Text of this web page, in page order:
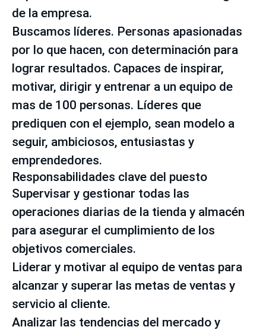
de la empresa.
Buscamos líderes. Personas apasionadas
por lo que hacen, con determinación para
lograr resultados. Capaces de inspirar,
motivar, dirigir y entrenar a un equipo de
mas de 100 personas. Líderes que
prediquen con el ejemplo, sean modelo a
seguir, ambiciosos, entusiastas y
emprendedores.
Responsabilidades clave del puesto
Supervisar y gestionar todas las
operaciones diarias de la tienda y almacén
para asegurar el cumplimiento de los
objetivos comerciales.
Liderar y motivar al equipo de ventas para
alcanzar y superar las metas de ventas y
servicio al cliente.
Analizar las tendencias del mercado y